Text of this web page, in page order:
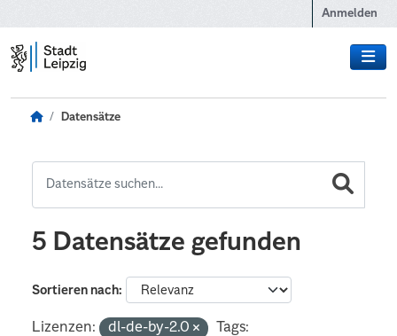
Anmelden
Datensätze
5 Datensätze gefunden
Sortieren nach
Lizenzen: dl-de-by-2.0
Tags: